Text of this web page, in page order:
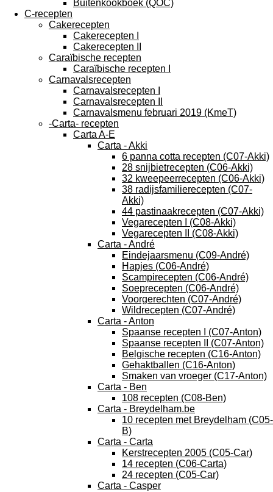
Buitenkookboek (QOC)
C-recepten
Cakerecepten
Cakerecepten I
Cakerecepten II
Caraïbische recepten
Caraïbische recepten I
Carnavalsrecepten
Carnavalsrecepten I
Carnavalsrecepten II
Carnavalsmenu februari 2019 (KmeT)
-Carta- recepten
Carta A-E
Carta - Akki
6 panna cotta recepten (C07-Akki)
28 snijbietrecepten (C06-Akki)
32 kweepeerrecepten (C06-Akki)
38 radijsfamilierecepten (C07-
Akki)
44 pastinaakrecepten (C07-Akki)
Vegarecepten I (C08-Akki)
Vegarecepten II (C08-Akki)
Carta - André
Eindejaarsmenu (C09-André)
Hapjes (C06-André)
Scampirecepten (C06-André)
Soeprecepten (C06-André)
Voorgerechten (C07-André)
Wildrecepten (C07-André)
Carta - Anton
Spaanse recepten I (C07-Anton)
Spaanse recepten II (C07-Anton)
Belgische recepten (C16-Anton)
Gehaktballen (C16-Anton)
Smaken van vroeger (C17-Anton)
Carta - Ben
108 recepten (C08-Ben)
Carta - Breydelham.be
10 recepten met Breydelham (C05-
B)
Carta - Carta
Kerstrecepten 2005 (C05-Car)
14 recepten (C06-Carta)
24 recepten (C05-Car)
Carta - Casper